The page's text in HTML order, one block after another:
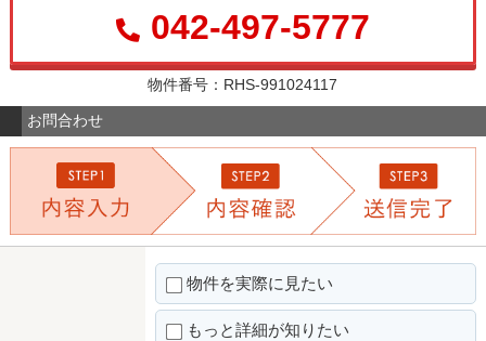
042-497-5777
物件番号：RHS-991024117
お問合わせ
物件を実際に見たい
もっと詳細が知りたい